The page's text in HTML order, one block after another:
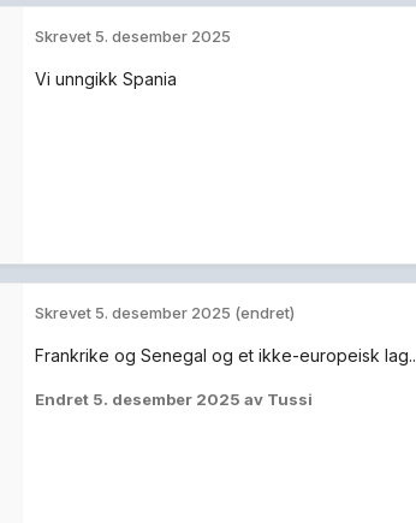
Skrevet 5. desember 2025
Vi unngikk Spania
Skrevet 5. desember 2025 (endret)
Frankrike og Senegal og et ikke-europeisk lag..
Endret 5. desember 2025 av Tussi